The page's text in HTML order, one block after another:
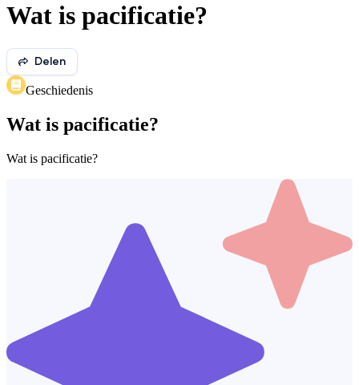
Wat is pacificatie?
Delen
Geschiedenis
Wat is pacificatie?
Wat is pacificatie?